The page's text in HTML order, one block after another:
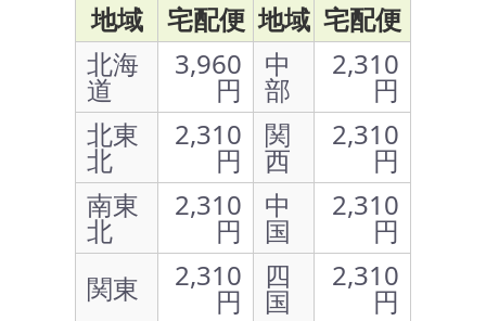
地域
宅配便 地域 宅配便
北海
道
3,960
円
中
部
2,310
円
北東
北
2,310
円
関
西
2,310
円
南東
北
2,310
円
中
国
2,310
円
関東
2,310
円
四
国
2,310
円